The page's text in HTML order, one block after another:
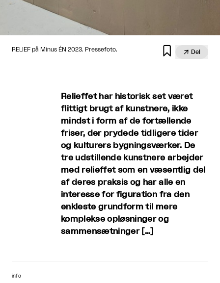
RELIEF på Minus ÉN 2023. Pressefoto.   Del
Relieffet har historisk set været
flittigt brugt af kunstnere, ikke
mindst i form af de fortællende
friser, der prydede tidligere tider
og kulturers bygningsværker. De
tre udstillende kunstnere arbejder
med relieffet som en væsentlig del
af deres praksis og har alle en
interesse for figuration fra den
enkleste grundform til mere
komplekse opløsninger og
sammensætninger […]
info